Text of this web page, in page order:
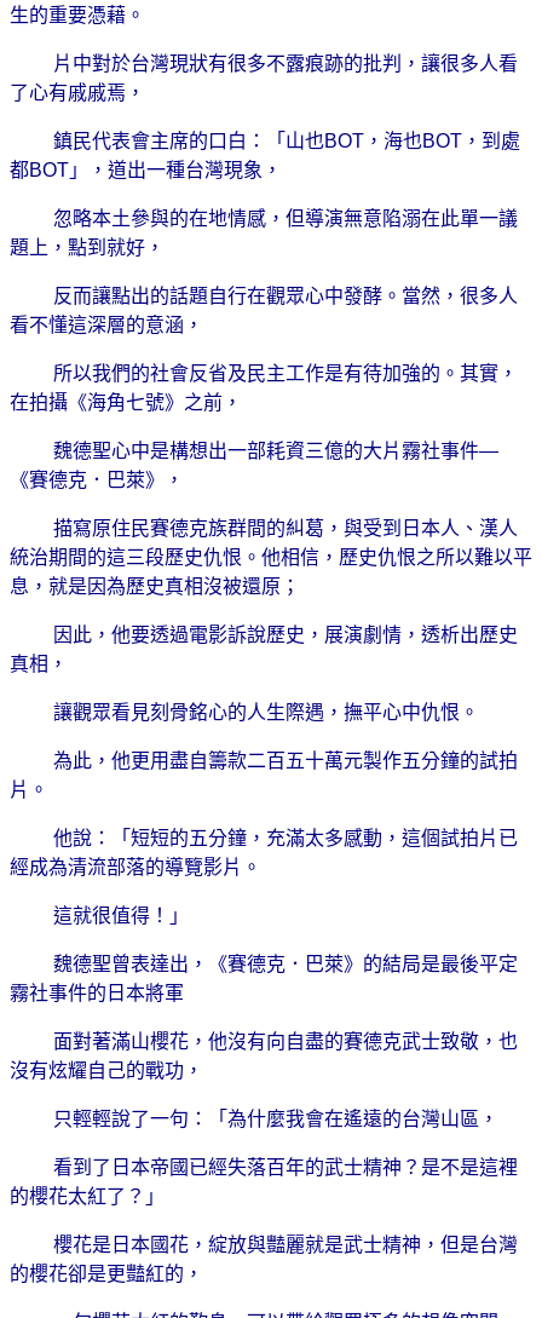
生的重要憑藉。
片中對於台灣現狀有很多不露痕跡的批判，讓很多人看
了心有戚戚焉，
鎮民代表會主席的口白：「山也BOT ，海也BOT ，到處
都BOT 」，道出一種台灣現象，
忽略本土參與的在地情感，但導演無意陷溺在此單一議
題上，點到就好，
反而讓點出的話題自行在觀眾心中發酵。當然，很多人
看不懂這深層的意涵，
所以我們的社會反省及民主工作是有待加強的。其實，
在拍攝《海角七號》之前，
魏德聖心中是構想出一部耗資三億的大片霧社事件—
《賽德克．巴萊》，
描寫原住民賽德克族群間的糾葛，與受到日本人、漢人
統治期間的這三段歷史仇恨。他相信，歷史仇恨之所以難以平
息，就是因為歷史真相沒被還原；
因此，他要透過電影訴說歷史，展演劇情，透析出歷史
真相，
讓觀眾看見刻骨銘心的人生際遇，撫平心中仇恨。
為此，他更用盡自籌款二百五十萬元製作五分鐘的試拍
片。
他說：「短短的五分鐘，充滿太多感動，這個試拍片已
經成為清流部落的導覽影片。
這就很值得！」
魏德聖曾表達出，《賽德克．巴萊》的結局是最後平定
霧社事件的日本將軍
面對著滿山櫻花，他沒有向自盡的賽德克武士致敬，也
沒有炫耀自己的戰功，
只輕輕說了一句：「為什麼我會在遙遠的台灣山區，
看到了日本帝國已經失落百年的武士精神？是不是這裡
的櫻花太紅了？」
櫻花是日本國花，綻放與豔麗就是武士精神，但是台灣
的櫻花卻是更豔紅的，